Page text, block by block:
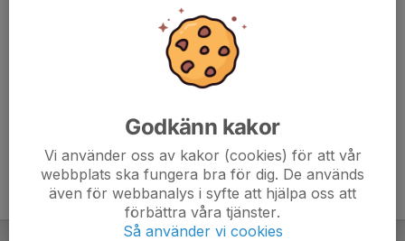
Godkänn kakor
Vi använder oss av kakor (cookies) för att vår
webbplats ska fungera bra för dig. De används
även för webbanalys i syfte att hjälpa oss att
förbättra våra tjänster.
Så använder vi cookies